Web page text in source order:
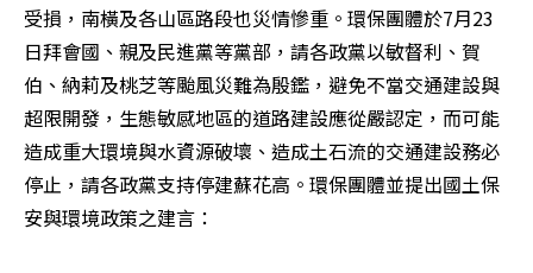
受損，南橫及各山區路段也災情慘重。環保團體於7月23
日拜會國、親及民進黨等黨部，請各政黨以敏督利、賀
伯、納莉及桃芝等颱風災難為殷鑑，避免不當交通建設與
超限開發，生態敏感地區的道路建設應從嚴認定，而可能
造成重大環境與水資源破壞、造成土石流的交通建設務必
停止，請各政黨支持停建蘇花高。環保團體並提出國土保
安與環境政策之建言：